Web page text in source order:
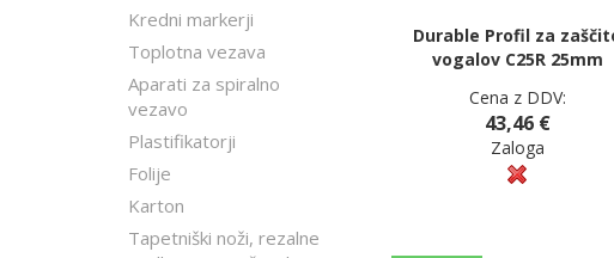
Kredni markerji
Toplotna vezava
Aparati za spiralno
vezavo
Plastifikatorji
Folije
Karton
Tapetniški noži, rezalne
Durable Profil za
vogalov C25R 25mm
Cena z DDV:
43,46 €
Zaloga